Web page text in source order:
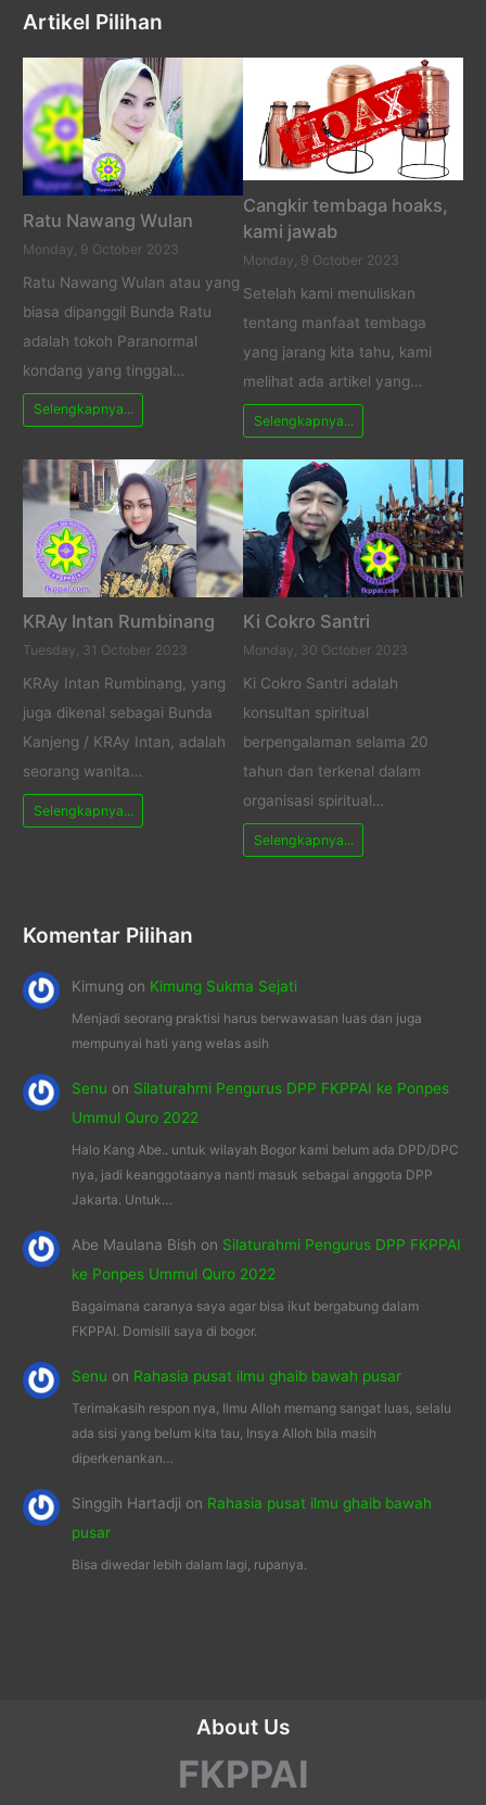
Artikel Pilihan
Ratu Nawang Wulan
Monday, 9 October 2023
Ratu Nawang Wulan atau yang
biasa dipanggil Bunda Ratu
adalah tokoh Paranormal
kondang yang tinggal…
Selengkapnya...
Cangkir tembaga hoaks,
kami jawab
Monday, 9 October 2023
Setelah kami menuliskan
tentang manfaat tembaga
yang jarang kita tahu, kami
melihat ada artikel yang…
Selengkapnya...
KRAy Intan Rumbinang
Tuesday, 31 October 2023
KRAy Intan Rumbinang, yang
juga dikenal sebagai Bunda
Kanjeng / KRAy Intan, adalah
seorang wanita…
Selengkapnya...
Ki Cokro Santri
Monday, 30 October 2023
Ki Cokro Santri adalah
konsultan spiritual
berpengalaman selama 20
tahun dan terkenal dalam
organisasi spiritual…
Selengkapnya...
Komentar Pilihan
Kimung on Kimung Sukma Sejati
Menjadi seorang praktisi harus berwawasan luas dan juga
mempunyai hati yang welas asih
Senu on Silaturahmi Pengurus DPP FKPPAI ke Ponpes
Ummul Quro 2022
Halo Kang Abe.. untuk wilayah Bogor kami belum ada DPD/DPC
nya, jadi keanggotaanya nanti masuk sebagai anggota DPP
Jakarta. Untuk…
Abe Maulana Bish on Silaturahmi Pengurus DPP FKPPAI
ke Ponpes Ummul Quro 2022
Bagaimana caranya saya agar bisa ikut bergabung dalam
FKPPAI. Domisili saya di bogor.
Senu on Rahasia pusat ilmu ghaib bawah pusar
Terimakasih respon nya, Ilmu Alloh memang sangat luas, selalu
ada sisi yang belum kita tau, Insya Alloh bila masih
diperkenankan…
Singgih Hartadjion Rahasia pusat ilmu ghaib bawah
pusar
Bisa diwedar lebih dalam lagi, rupanya.
About Us
FKPPAI